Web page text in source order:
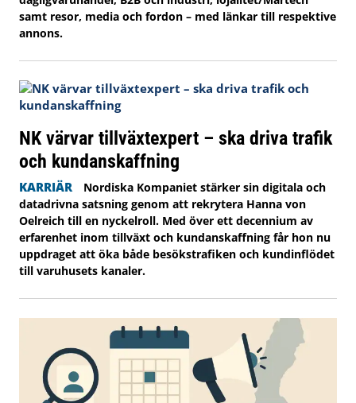
samt resor, media och fordon – med länkar till respektive
annons.
NK värvar tillväxtexpert – ska driva trafik
och kundanskaffning
KARRIÄR
Nordiska Kompaniet stärker sin digitala och
datadrivna satsning genom att rekrytera Hanna von
Oelreich till en nyckelroll. Med över ett decennium av
erfarenhet inom tillväxt och kundanskaffning får hon nu
uppdraget att öka både besökstrafiken och kundinflödet
till varuhusets kanaler.